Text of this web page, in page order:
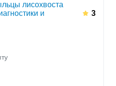
лисохвоста
и
3